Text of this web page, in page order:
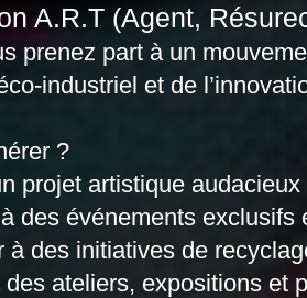
A.R.T (Agent,
prenez part à un
industriel et de
?
projet artistique
des événements
à des initiatives de
des ateliers, expositions et